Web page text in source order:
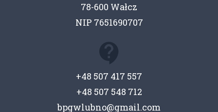
78-600 Wałcz
NIP 7651690707
+48 507 417 557
+48 507 548 712
bpgwlubno@gmail.com